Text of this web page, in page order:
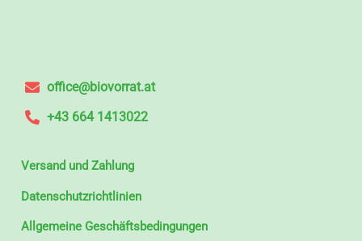
office@biovorrat.at
+43 664 1413022
Versand und Zahlung
Datenschutzrichtlinien
Allgemeine Geschäftsbedingungen